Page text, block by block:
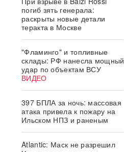
погиб зять генерала:
раскрыты новые детали
теракта в Москве
"Фламинго" и топливные
склады: РФ нанесла мощный
удар по объектам ВСУ
ВИДЕО
397 БПЛА за ночь: массовая
атака привела к пожару на
Ильском НПЗ и раненым
Atlantic: Маск не разрешил